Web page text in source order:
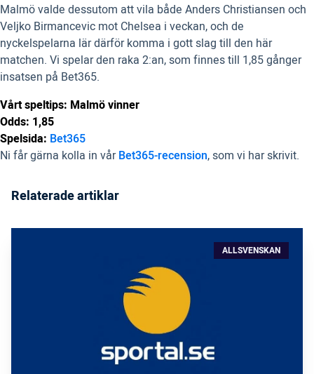
Malmö valde dessutom att vila både Anders Christiansen och
Veljko Birmancevic mot Chelsea i veckan, och de
nyckelspelarna lär därför komma i gott slag till den här
matchen. Vi spelar den raka 2:an, som finnes till 1,85 gånger
insatsen på Bet365.
Vårt speltips: Malmö vinner
Odds: 1,85
Spelsida: Bet365
Ni får gärna kolla in vårBet365-recension, som vi har skrivit.
Relaterade artiklar
ALLSVENSKAN